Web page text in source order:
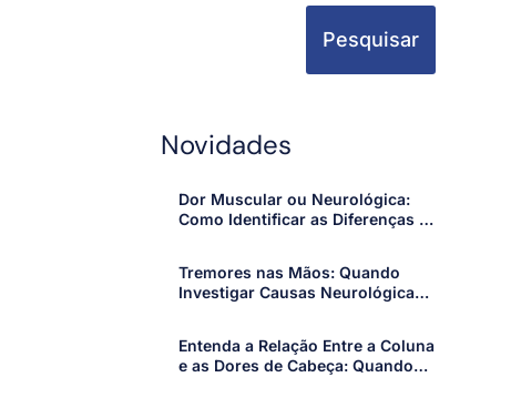
Pesquisar
Novidades
Dor Muscular ou Neurológica:
Como Identificar as Diferenças e
Tremores nas Mãos: Quando
Investigar Causas Neurológicas
Entenda a Relação Entre a Coluna
e as Dores de Cabeça: Quando